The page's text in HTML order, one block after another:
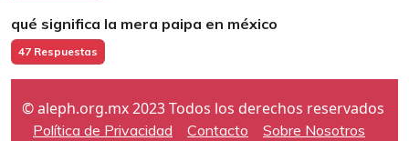
qué significa la mera paipa en méxico
47 Respuestas
© aleph.org.mx 2023 Todos los derechos reservados
Política de Privacidad Contacto Sobre Nosotros